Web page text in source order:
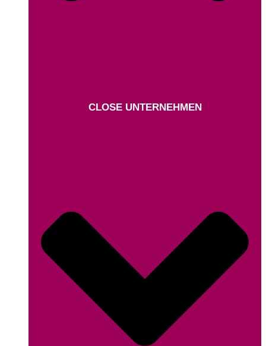
CLOSE UNTERNEHMEN